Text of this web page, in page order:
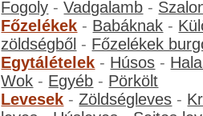
Fogoly -Vadgalamb -
Főzelékek - Babáknak -
zöldségből - Főzelékek
Egytálételek - Húsos -
Wok - Egyéb - Pörkölt
Levesek -Zöldségleves -